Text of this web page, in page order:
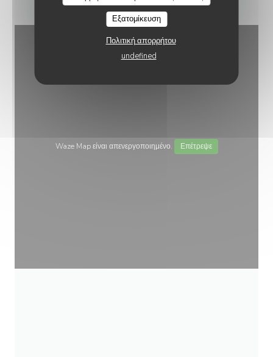
Εξατομίκευση
Πολιτική απορρήτου
undefined
Waze Map είναι απενεργοποιημένο. Επέτρεψε